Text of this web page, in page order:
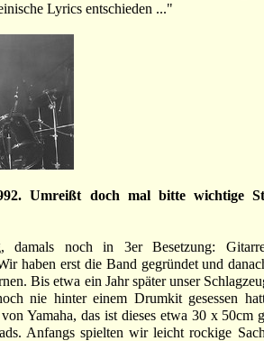
Lyrics entschieden ..."
Umreißt doch mal bitte wichtige
damals noch in 3er Besetzung:
haben erst die Band gegründet und
Bis etwa ein Jahr später unser
nie hinter einem Drumkit gesessen
Yamaha, das ist dieses etwa 30 x 50cm
Anfangs spielten wir leicht rockige